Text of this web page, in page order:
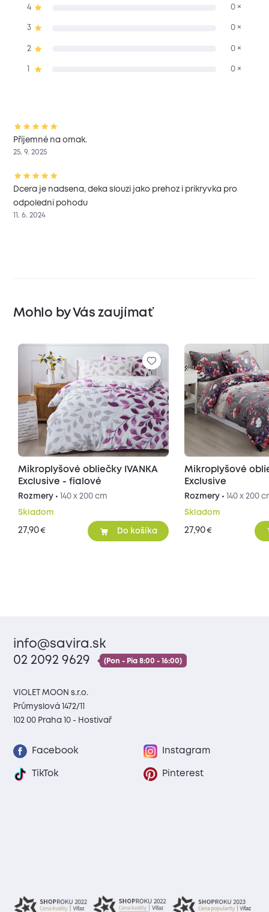
4 0 ×
3 0 ×
2 0 ×
0 ×
Příjemné na omak.
25. 9. 2025
Dcera je nadsena, deka slouzi jako prehoz i prikryvka pro
odpoledni pohodu
11. 6. 2024
Mohlo by Vás zaujímať
Mikroplyšové obliečky IVANKA
Exclusive - fialové
Rozmery • 140 x 200 cm
Skladom
27,90€ Do košíka
Mikroplyšové
Exclusive
Rozmery • 140 x 200
Skladom
27,90€
info@savira.sk
02 2092 9629
(Pon - Pia 8:00 - 16:00)
VIOLET MOON s.r.o.
Průmyslová 1472/11
102 00 Praha 10 - Hostivař
Facebook Instagram
TikTok Pinterest